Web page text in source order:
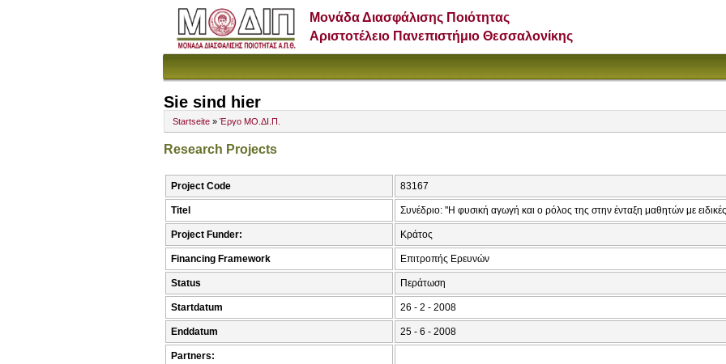
Μονάδα Διασφάλισης Ποιότητας
Αριστοτέλειο Πανεπιστήμιο Θεσσαλονίκης
Sie sind hier
Startseite » Έργο ΜΟ.ΔΙ.Π.
Research Projects
Project Code 83167
Titel Συνέδριο: "Η φυσική αγωγή και ο ρόλος της στην ένταξη μαθητών με
Project Funder: Κράτος
Financing Framework Επιτροπής Ερευνών
Status Περάτωση
Startdatum 26 - 2 - 2008
Enddatum 25 - 6 - 2008
Partners: